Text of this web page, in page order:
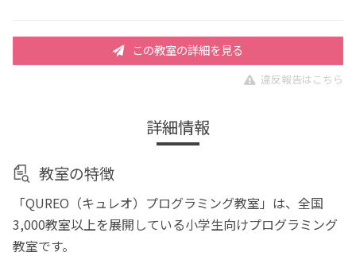
この教室の詳細を見る
違反報告はこちら
詳細情報
教室の特徴
「QUREO（キュレオ）プログラミング教室」は、全国
3,000教室以上を展開している小学生向けプログラミング
教室です。